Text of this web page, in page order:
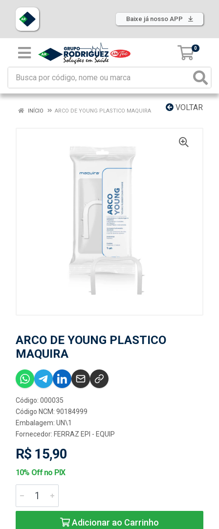
Baixe já nosso APP
0
VOLTAR
INÍCIO ARCO DE YOUNG PLASTICO MAQUIRA
ARCO DE YOUNG PLASTICO
MAQUIRA
Código: 000035
Código NCM: 90184999
Embalagem: UN\1
Fornecedor: FERRAZ EPI - EQUIP
R$ 15,90
10% Off no PIX
Adicionar ao Carrinho